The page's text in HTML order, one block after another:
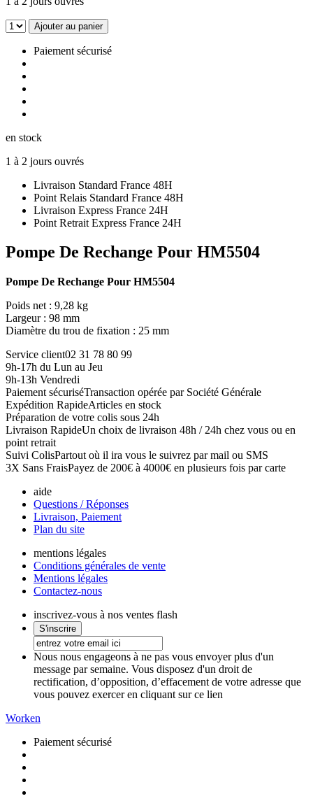
Ajouter au panier
Paiement sécurisé
en stock
1 à 2 jours ouvrés
Livraison Standard France 48H
Point Relais Standard France 48H
Livraison Express France 24H
Point Retrait Express France 24H
Pompe De Rechange Pour HM5504
Pompe De Rechange Pour HM5504
Poids net : 9,28 kg
Largeur : 98 mm
Diamètre du trou de fixation : 25 mm
Service client02 31 78 80 99
9h-17h du Lun au Jeu
9h-13h Vendredi
Paiement sécuriséTransaction opérée par Société Générale
Expédition RapideArticles en stock
Préparation de votre colis sous 24h
Livraison RapideUn choix de livraison 48h / 24h chez vous ou en
point retrait
Suivi ColisPartout où il ira vous le suivrez par mail ou SMS
3X Sans FraisPayez de 200€ à 4000€ en plusieurs fois par carte
aide
Questions / Réponses
Livraison, Paiement
Plan du site
mentions légales
Conditions générales de vente
Mentions légales
Contactez-nous
inscrivez-vous à nos ventes flash
Nous nous engageons à ne pas vous envoyer plus d'un
message par semaine. Vous disposez d'un droit de
rectification, d’opposition, d’effacement de votre adresse que
vous pouvez exercer en cliquant sur ce lien
Worken
Paiement sécurisé